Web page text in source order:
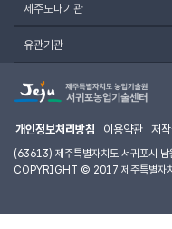
제주도내기관
유관기관
개인정보처리방침 이용약관 저
(63613) 제주특별자치도 서귀포시
COPYRIGHT © 2017 제주특별자